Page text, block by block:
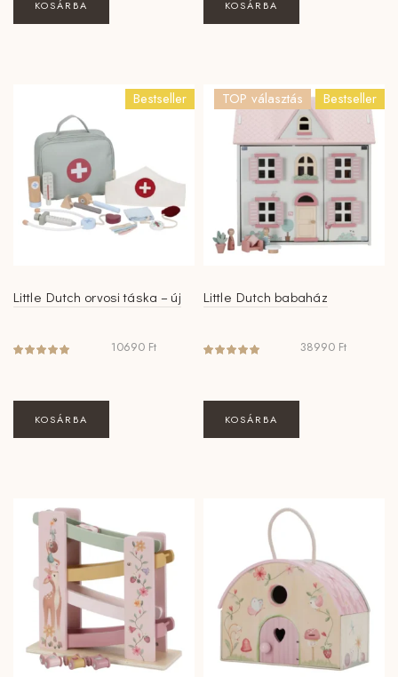
KOSÁRBA KOSÁRBA
Bestseller
Little Dutch orvosi táska – új
10690 Ft
KOSÁRBA
TOP választás Bestseller
Little Dutch babaház
38990 Ft
KOSÁRBA